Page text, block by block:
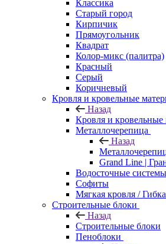
Классика
Старый город
Кирпичик
Прямоугольник
Квадрат
Колор-микс (палитра)
Красный
Серый
Коричневый
Кровля и кровельные
Назад
Кровля и кровельные
Металлочерепица
Назад
Grand Line |
Водосточные системы
Софиты
Мягкая кровля /
Строительные блоки
Назад
Строительные блоки
Пеноблоки